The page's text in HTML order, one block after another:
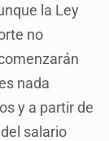
la Ley
no
nada
y a partir de
salario